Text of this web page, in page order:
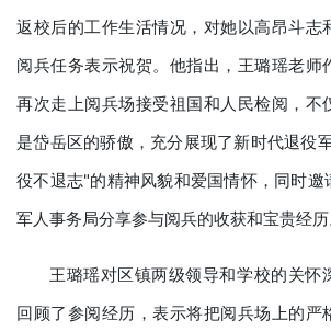
返校后的工作生活情况，对她以高昂斗志
阅兵任务表示祝贺。他指出，王璐瑶老师
再次走上阅兵场接受祖国和人民检阅，不
是岱岳区的骄傲，充分展现了新时代退役
役不退志"的精神风貌和爱国情怀，同时邀
军人事务局分享参与阅兵的收获和宝贵经历
王璐瑶对区镇两级领导和学校的关怀
回顾了参阅经历，表示将把阅兵场上的严